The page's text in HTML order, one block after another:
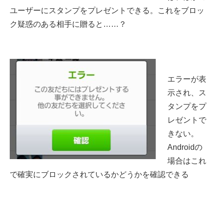
ユーザーにスタンプをプレゼントできる。これをブロッ
ク疑惑のある相手に贈ると……？
エラーが表
示され、ス
タンプをプ
レゼントで
きない。
Androidの
場合はこれ
で確実にブロックされているかどうかを確認できる